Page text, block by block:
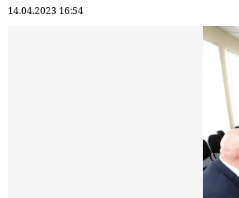
14.04.2023 16:54